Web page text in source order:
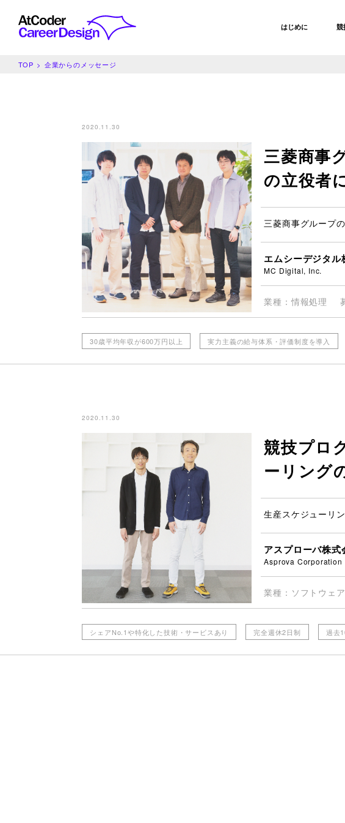
はじめに 競
TOP 企業からのメッセージ
2020.11.30
三菱商事
の立役者
三菱商事グループ
エムシーデジタル
MC Digital, Inc.
業種 情報処理
30歳平均年収が600万円以上 実力主義の給与体系・評価制度を導入
2020.11.30
競技プロ
ーリング
生産スケジューリ
アスプローバ株式
Asprova Corporation
業種 ソフトウェ
シェアNo.1や特化した技術・サービスあり 完全週休2日制 過去